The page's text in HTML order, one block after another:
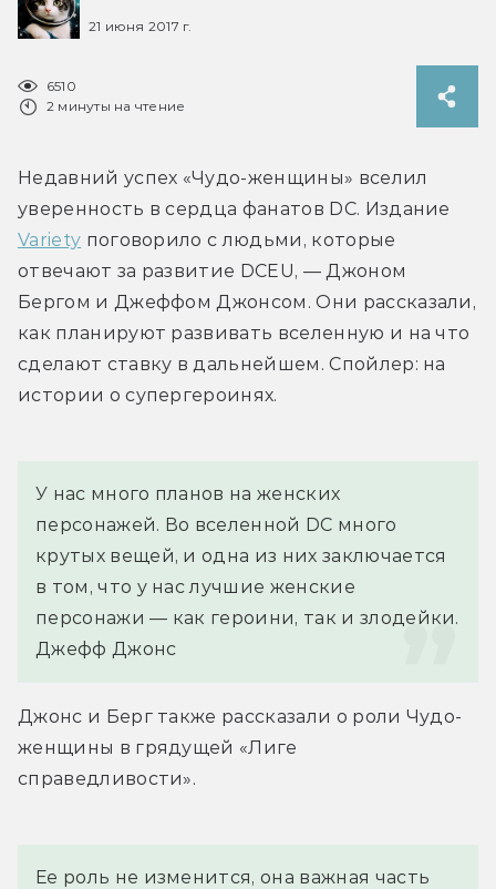
21 июня 2017 г.
6510
2 минуты на чтение
Недавний успех «Чудо-женщины» вселил
Variety поговорило с людьми, которые
отвечают за развитие DCEU, — Джоном
Бергом и Джеффом Джонсом. Они рассказали,
как планируют развивать вселенную и на что
сделают ставку в дальнейшем. Спойлер: на
истории о супергероинях.
У нас много планов на женских
персонажей. Во вселенной DC много
крутых вещей, и одна из них заключается
в том, что у нас лучшие женские
персонажи — как героини, так и злодейки.
Джефф Джонс
Джонс и Берг также рассказали о роли Чудо-
женщины в грядущей «Лиге
справедливости».
Ее роль не изменится, она важная часть